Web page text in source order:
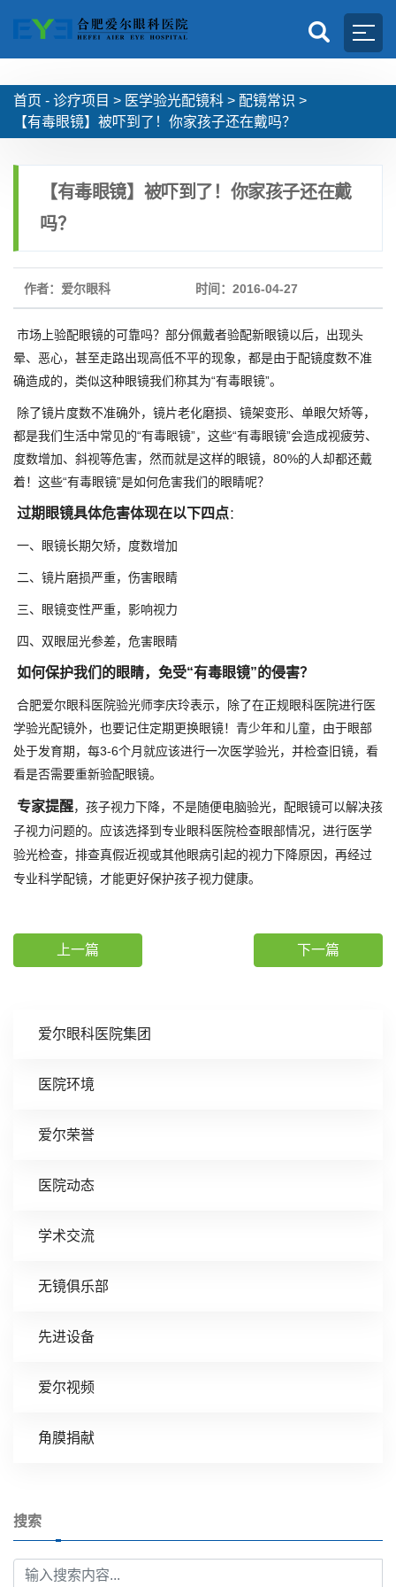
首页 - 诊疗项目 > 医学验光配镜科 > 配镜常识 >
【有毒眼镜】被吓到了！你家孩子还在戴吗？
爱尔眼科医院集团
医院环境
爱尔荣誉
医院动态
学术交流
无镜俱乐部
先进设备
爱尔视频
角膜捐献
搜索
【有毒眼镜】被吓到了！你家孩子还在戴
吗？
作者：爱尔眼科 时间：2016-04-27
市场上验配眼镜的可靠吗？部分佩戴者验配新眼镜以后，出现头
晕、恶心，甚至走路出现高低不平的现象，都是由于配镜度数不准
确造成的，类似这种眼镜我们称其为“有毒眼镜”。
除了镜片度数不准确外，镜片老化磨损、镜架变形、单眼欠矫等，
都是我们生活中常见的“有毒眼镜”，这些“有毒眼镜”会造成视疲劳、
度数增加、斜视等危害，然而就是这样的眼镜，80%的人却都还戴
着！这些“有毒眼镜”是如何危害我们的眼睛呢？
过期眼镜具体危害体现在以下四点：
一、眼镜长期欠矫，度数增加
二、镜片磨损严重，伤害眼睛
三、眼镜变性严重，影响视力
四、双眼屈光参差，危害眼睛
如何保护我们的眼睛，免受“有毒眼镜”的侵害？
合肥爱尔眼科医院验光师李庆玲表示，除了在正规眼科医院进行医
学验光配镜外，也要记住定期更换眼镜！青少年和儿童，由于眼部
处于发育期，每3-6个月就应该进行一次医学验光，并检查旧镜，看
看是否需要重新验配眼镜。
专家提醒，孩子视力下降，不是随便电脑验光，配眼镜可以解决孩
子视力问题的。应该选择到专业眼科医院检查眼部情况，进行医学
验光检查，排查真假近视或其他眼病引起的视力下降原因，再经过
专业科学配镜，才能更好保护孩子视力健康。
上一篇 下一篇